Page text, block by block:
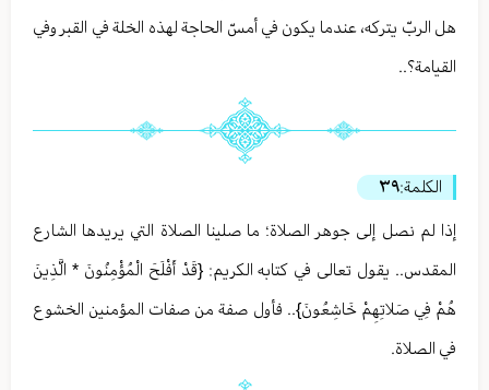
هل الربّ يتركه، عندما يكون في أمسّ الحاجة لهذه الخلة في القبر وفي
القيامة؟..
الكلمة:٣٩
إذا لم نصل إلى جوهر الصلاة؛ ما صلينا الصلاة التي يريدها الشارع
المقدس.. يقول تعالى في كتابه الكريم: {قَدْ أَفْلَحَ الْمُؤْمِنُونَ * الَّذِينَ
هُمْ فِي صَلاتِهِمْ خَاشِعُونَ}.. فأول صفة من صفات المؤمنين الخشوع
في الصلاة.